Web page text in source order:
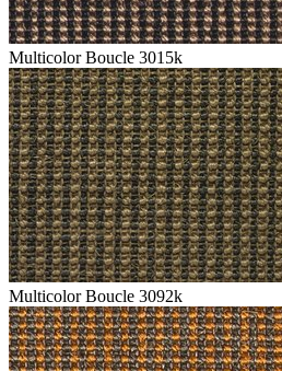
Multicolor Boucle 3015k
Multicolor Boucle 3092k